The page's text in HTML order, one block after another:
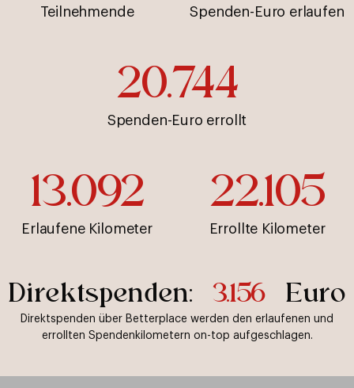
Teilnehmende Spenden-Euro erlaufen
20.744
Spenden-Euro errollt
13.092
Erlaufene Kilometer
22.105
Errollte Kilometer
Direktspenden: 3.156 Euro
Direktspenden über Betterplace werden den erlaufenen und
errollten Spendenkilometern on-top aufgeschlagen.